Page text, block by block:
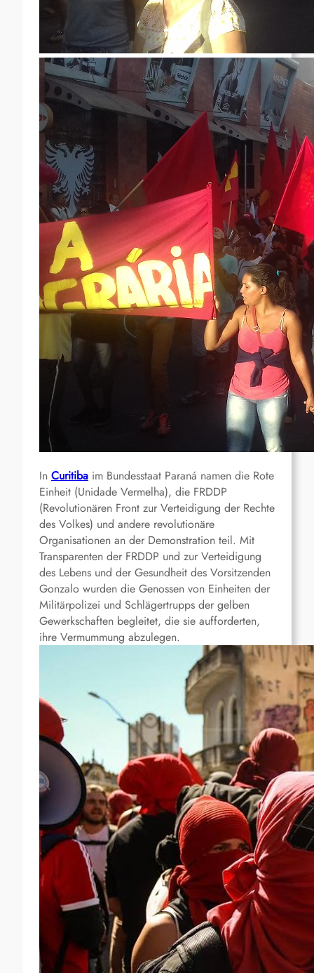
In Curitiba im Bundesstaat Paraná namen die Rote
Einheit (Unidade Vermelha), die FRDDP
(Revolutionären Front zur Verteidigung der Rechte
des Volkes) und andere revolutionäre
Organisationen an der Demonstration teil. Mit
Transparenten der FRDDP und zur Verteidigung
des Lebens und der Gesundheit des Vorsitzenden
Gonzalo wurden die Genossen von Einheiten der
Militärpolizei und Schlägertrupps der gelben
Gewerkschaften begleitet, die sie aufforderten,
ihre Vermummung abzulegen.